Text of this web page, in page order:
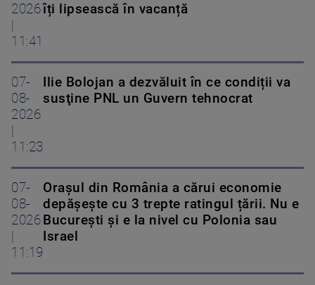
2026
11:41
îți lipsească în vacanță
07-
08-
2026
11:23
Ilie Bolojan a dezvăluit în ce condiții va
susţine PNL un Guvern tehnocrat
07-
08-
2026
11:19
Orașul din România a cărui economie
depășește cu 3 trepte ratingul țării. Nu e
București și e la nivel cu Polonia sau
Israel